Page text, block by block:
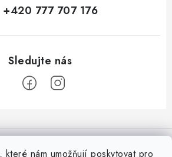
, které nám umožňují poskytovat pro
+420 777 707 176